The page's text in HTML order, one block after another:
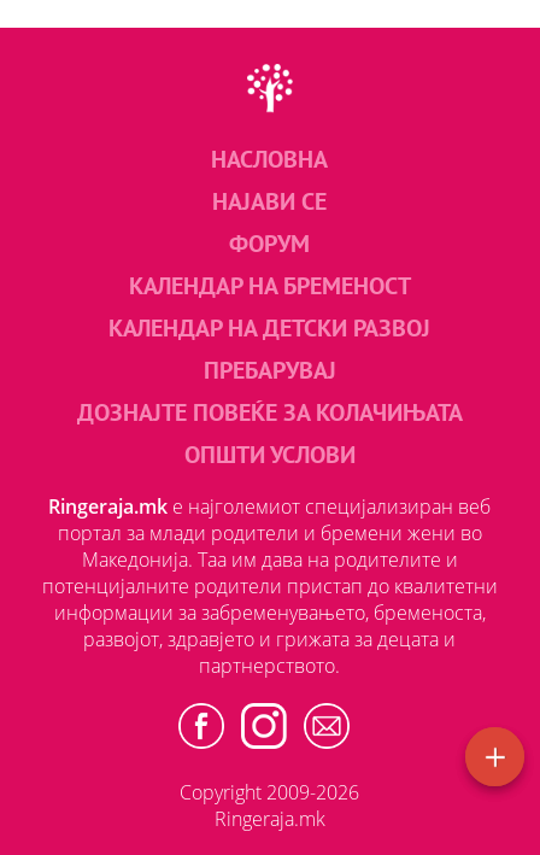
НАСЛОВНА
НАЈАВИ СЕ
ФОРУМ
КАЛЕНДАР НА БРЕМЕНОСТ
КАЛЕНДАР НА ДЕТСКИ РАЗВОЈ
ПРЕБАРУВАЈ
ДОЗНАЈТЕ ПОВЕЌЕ ЗА КОЛАЧИЊАТА
ОПШТИ УСЛОВИ
Ringeraja.mk е најголемиот специјализиран веб
портал за млади родители и бремени жени во
Македонија. Таа им дава на родителите и
потенцијалните родители пристап до квалитетни
информации за забременувањето, бременоста,
развојот, здравјето и грижата за децата и
партнерството.
Copyright 2009-2026
Ringeraja.mk